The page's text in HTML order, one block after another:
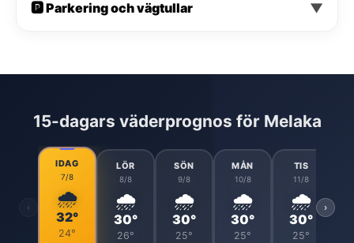
🅿️ Parkering och vägtullar ▼
15-dagars väderprognos för Melaka
‹
IDAG
7/8
🌧️
32°
24°
LÖR
8/8
🌧️
30°
26°
SÖN
9/8
🌧️
30°
25°
MÅN
10/8
🌧️
30°
25°
TIS
11/8
🌧️
30°
25°
›